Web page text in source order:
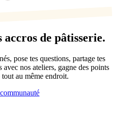
accros de pâtisserie.
pose tes questions, partage tes
avec nos ateliers, gagne des points
au même endroit.